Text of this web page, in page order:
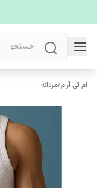
ام تی آرام/مردانه